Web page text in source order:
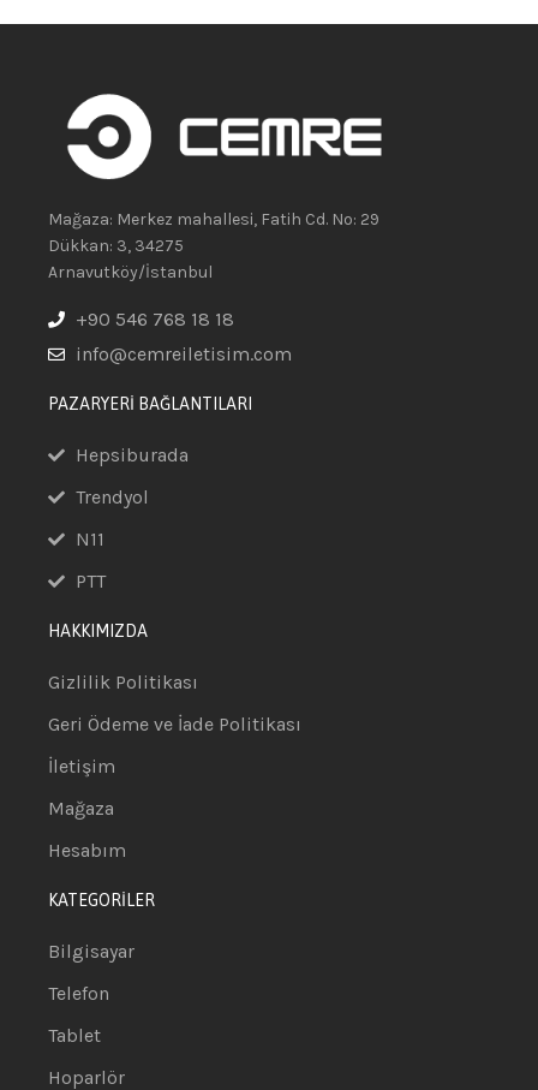
Mağaza: Merkez mahallesi, Fatih Cd. No: 29
Dükkan: 3, 34275
Arnavutköy/İstanbul
+90 546 768 18 18
info@cemreiletisim.com
PAZARYERİ BAĞLANTILARI
Hepsiburada
Trendyol
N11
PTT
HAKKIMIZDA
Gizlilik Politikası
Geri Ödeme ve İade Politikası
İletişim
Mağaza
Hesabım
KATEGORİLER
Bilgisayar
Telefon
Tablet
Hoparlör